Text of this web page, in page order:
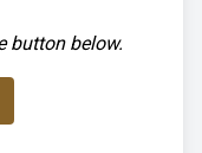
button below.